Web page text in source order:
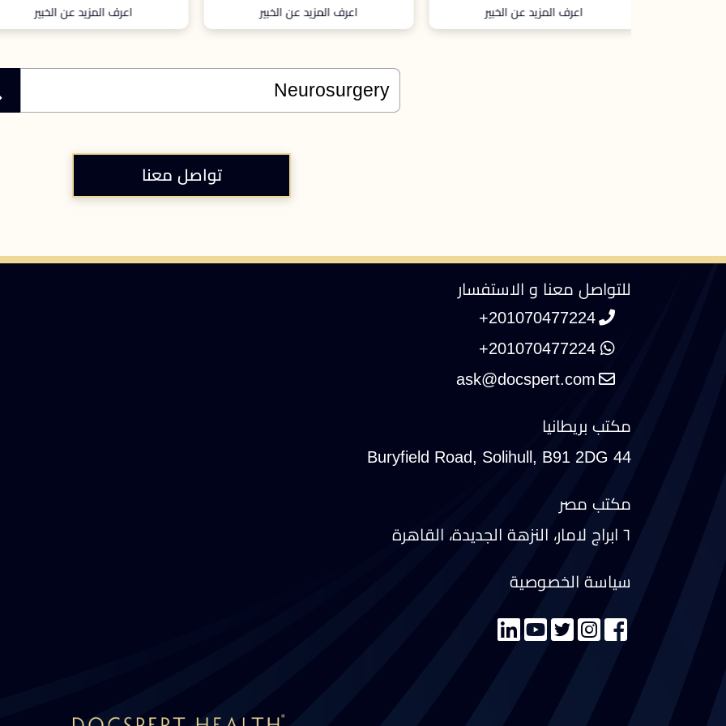
اعرف المزيد عن الخبير اعرف المزيد عن الخبير اعرف المزيد عن الخبير
تواصل معنا
للتواصل معنا و الاستفسار
+201070477224
+201070477224
مكتب بريطانيا
44 Buryfield Road, Solihull, B91 2DG
مكتب مصر
٦ ابراج لامار، النزهة الجديدة، القاهرة
سياسة الخصوصية